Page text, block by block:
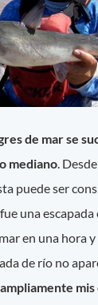
de mar se
mediano.
puede ser
una
en una hora
de río no